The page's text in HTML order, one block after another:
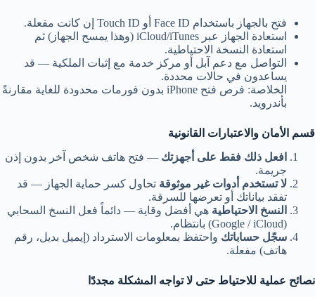
فتح بالجهاز باستخدام Face ID أو Touch ID إن كانت مفعلة.
استعادة الجهاز عبر iCloud/iTunes (وهذا يمسح الجهاز) ثم
استعادة النسخة الاحتياطية.
التواصل مع دعم آبل أو مركز خدمة مع إثبات الملكية — قد
يساعدون في حالات محددة.
الخلاصة: فرص فتح iPhone بدون فورمات محدودة للغاية مقارنةً
بأندرويد.
قسم الأمان والاعتبارات القانونية
افعل ذلك فقط على أجهزتك — فتح هاتف شخص آخر بدون إذن
جريمة.
لا تستخدم أدوات غير موثوقة تحاول كسر حماية الجهاز — قد
تفقد بياناتك أو تعرضها للسرقة.
النسخ الاحتياطية هي أفضل وقاية — دائماً فعل النسخ السحابي
(Google / iCloud) بانتظام.
سجّل حساباتك واحتفظ بمعلومات الاسترداد (إيميل بديل، رقم
هاتف) مفعلة.
نصائح عملية للاحتياط حتى لا تواجه المشكلة مجددًا